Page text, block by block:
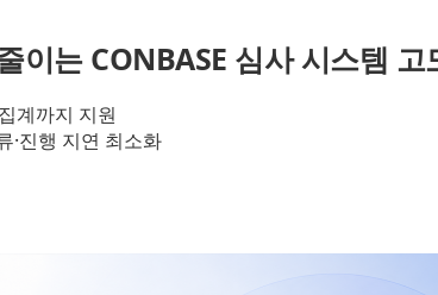
이는 CONBASE 심사 시스템 고
계까지 지원
·진행 지연 최소화